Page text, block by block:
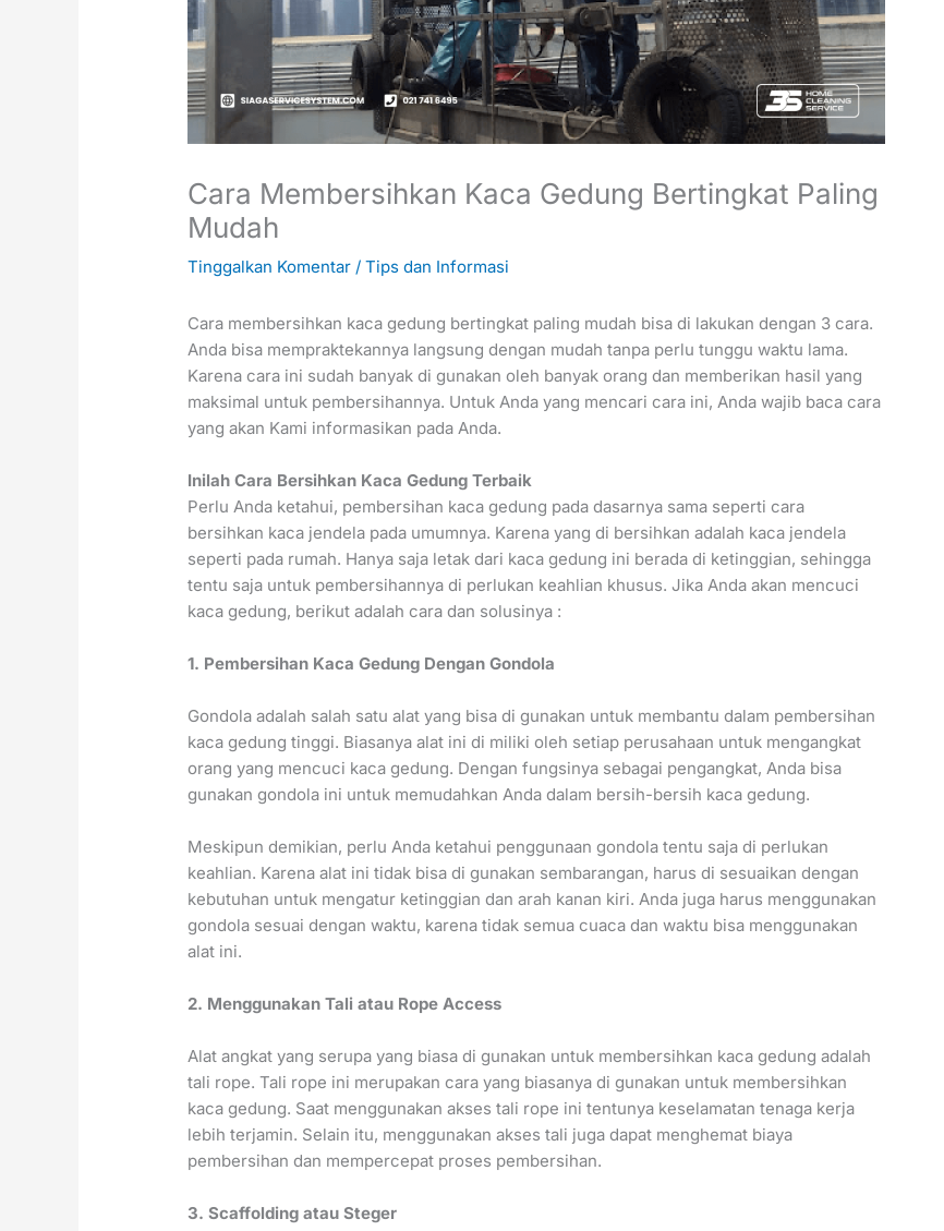
Cara Membersihkan Kaca Gedung Bertingkat Paling
Mudah
Tinggalkan Komentar /Tips dan Informasi
Cara membersihkan kaca gedung bertingkat paling mudah bisa di lakukan dengan 3 cara.
Anda bisa mempraktekannya langsung dengan mudah tanpa perlu tunggu waktu lama.
Karena cara ini sudah banyak di gunakan oleh banyak orang dan memberikan hasil yang
maksimal untuk pembersihannya. Untuk Anda yang mencari cara ini, Anda wajib baca cara
yang akan Kami informasikan pada Anda.
Inilah Cara Bersihkan Kaca Gedung Terbaik
Perlu Anda ketahui, pembersihan kaca gedung pada dasarnya sama seperti cara
bersihkan kaca jendela pada umumnya. Karena yang di bersihkan adalah kaca jendela
seperti pada rumah. Hanya saja letak dari kaca gedung ini berada di ketinggian, sehingga
tentu saja untuk pembersihannya di perlukan keahlian khusus. Jika Anda akan mencuci
kaca gedung, berikut adalah cara dan solusinya :
1. Pembersihan Kaca Gedung Dengan Gondola
Gondola adalah salah satu alat yang bisa di gunakan untuk membantu dalam pembersihan
kaca gedung tinggi. Biasanya alat ini di miliki oleh setiap perusahaan untuk mengangkat
orang yang mencuci kaca gedung. Dengan fungsinya sebagai pengangkat, Anda bisa
gunakan gondola ini untuk memudahkan Anda dalam bersih-bersih kaca gedung.
Meskipun demikian, perlu Anda ketahui penggunaan gondola tentu saja di perlukan
keahlian. Karena alat ini tidak bisa di gunakan sembarangan, harus di sesuaikan dengan
kebutuhan untuk mengatur ketinggian dan arah kanan kiri. Anda juga harus menggunakan
gondola sesuai dengan waktu, karena tidak semua cuaca dan waktu bisa menggunakan
alat ini.
2. Menggunakan Tali atau Rope Access
Alat angkat yang serupa yang biasa di gunakan untuk membersihkan kaca gedung adalah
tali rope. Tali rope ini merupakan cara yang biasanya di gunakan untuk membersihkan
kaca gedung. Saat menggunakan akses tali rope ini tentunya keselamatan tenaga kerja
lebih terjamin. Selain itu, menggunakan akses tali juga dapat menghemat biaya
pembersihan dan mempercepat proses pembersihan.
3. Scaffolding atau Steger